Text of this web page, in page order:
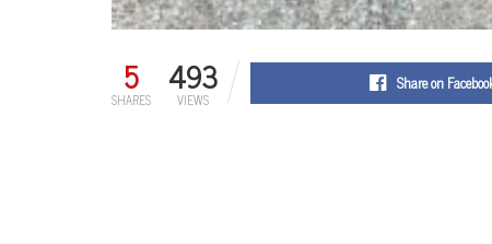
5
SHARES 493
VIEWS
Share on